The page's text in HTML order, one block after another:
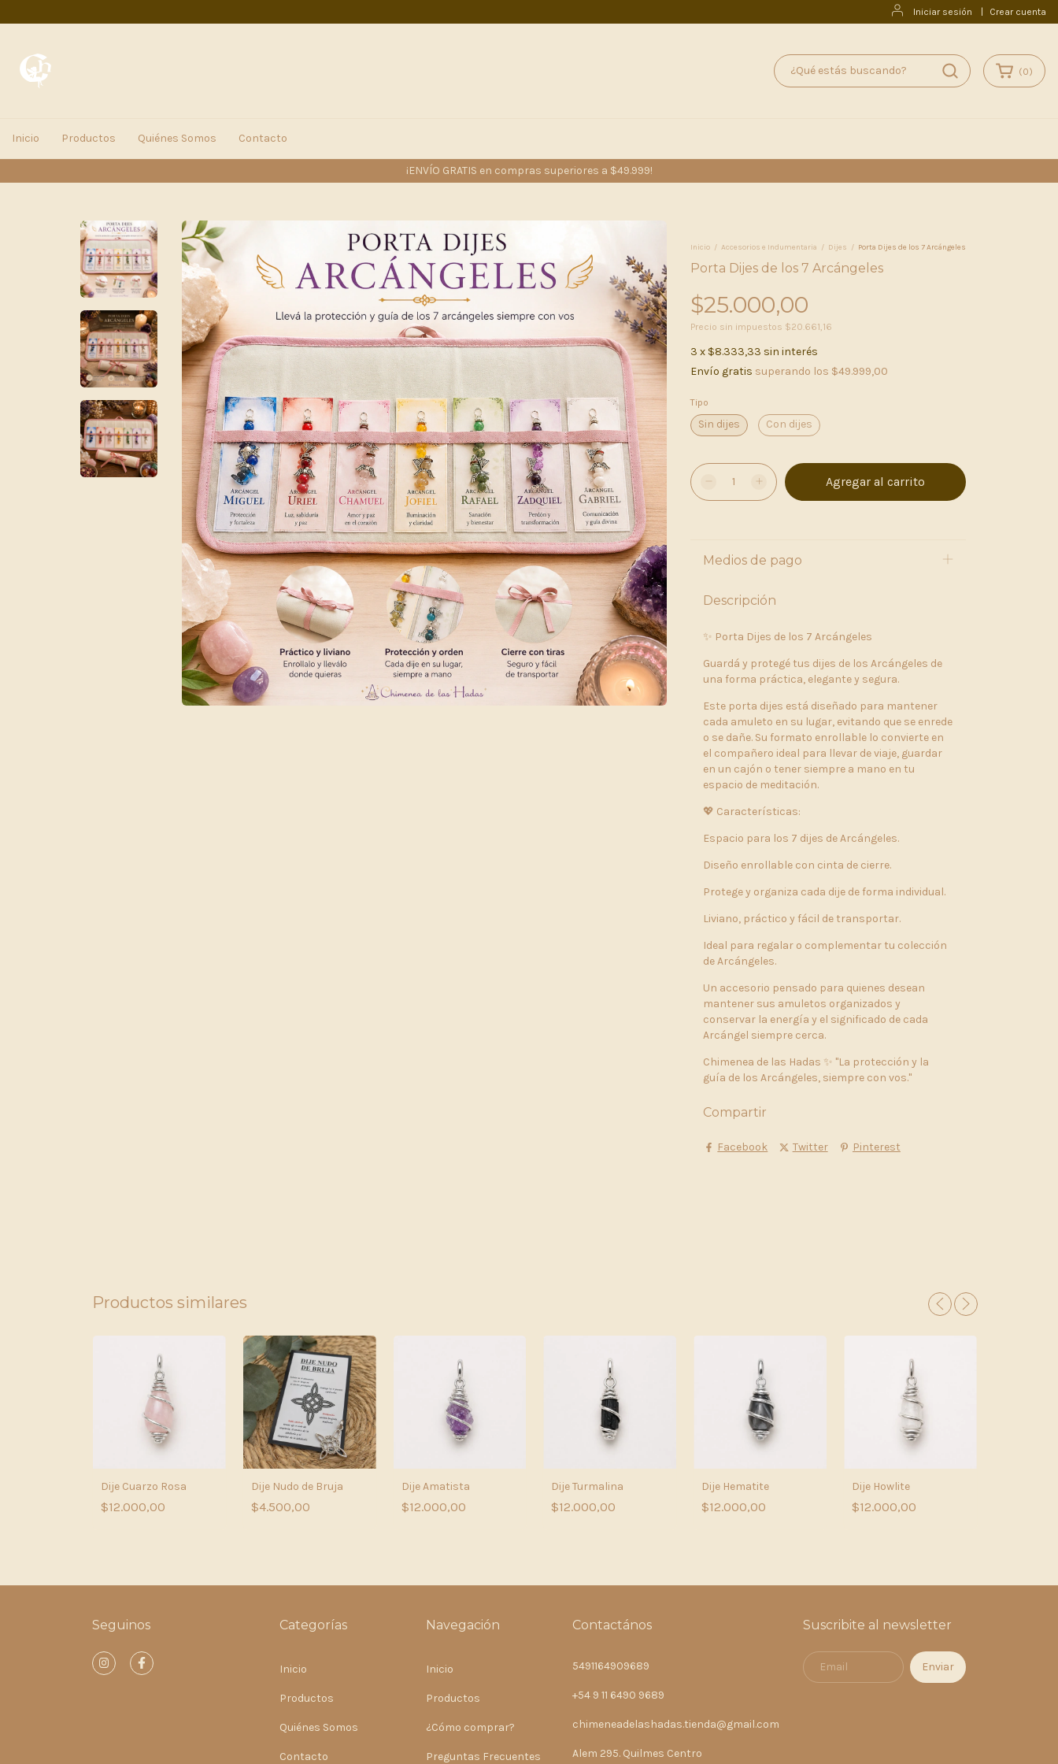
Iniciar sesión Crear cuenta
¡ENVÍO GRATIS en compras superiores a $49.999!
(0)
Inicio Productos Quiénes Somos Contacto
Inicio / Accesorios e Indumentaria / Dijes / Porta Dijes de los 7 Arcángeles
Porta Dijes de los 7 Arcángeles
$25.000,00
Precio sin impuestos $20.661,16
3 x $8.333,33 sin interés
Envío gratis superando los $49.999,00
Tipo
Sin dijes Con dijes
Medios de pago
Descripción
✨ Porta Dijes de los 7 Arcángeles
Guardá y protegé tus dijes de los Arcángeles de
una forma práctica, elegante y segura.
Este porta dijes está diseñado para mantener
cada amuleto en su lugar, evitando que se enrede
o se dañe. Su formato enrollable lo convierte en
el compañero ideal para llevar de viaje, guardar
en un cajón o tener siempre a mano en tu
espacio de meditación.
💖 Características:
Espacio para los 7 dijes de Arcángeles.
Diseño enrollable con cinta de cierre.
Protege y organiza cada dije de forma individual.
Liviano, práctico y fácil de transportar.
Ideal para regalar o complementar tu colección
de Arcángeles.
Un accesorio pensado para quienes desean
mantener sus amuletos organizados y
conservar la energía y el significado de cada
Arcángel siempre cerca.
Chimenea de las Hadas ✨ "La protección y la
guía de los Arcángeles, siempre con vos."
Compartir
Facebook Twitter Pinterest
Productos similares
Dije Cuarzo Rosa
$12.000,00
Dije Nudo de Bruja
$4.500,00
Dije Amatista
$12.000,00
Dije Turmalina
$12.000,00
Dije Hematite
$12.000,00
Dije Howlite
$12.000,00
Seguinos Categorías
Inicio
Productos
Quiénes Somos
Contacto
Navegación
Inicio
Productos
¿Cómo comprar?
Preguntas Frecuentes
Contactános
5491164909689
+54 9 11 6490 9689
chimeneadelashadas.tienda@gmail.com
Alem 295. Quilmes Centro
Suscribite al newsletter